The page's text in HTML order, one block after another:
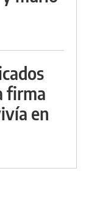
firma
en